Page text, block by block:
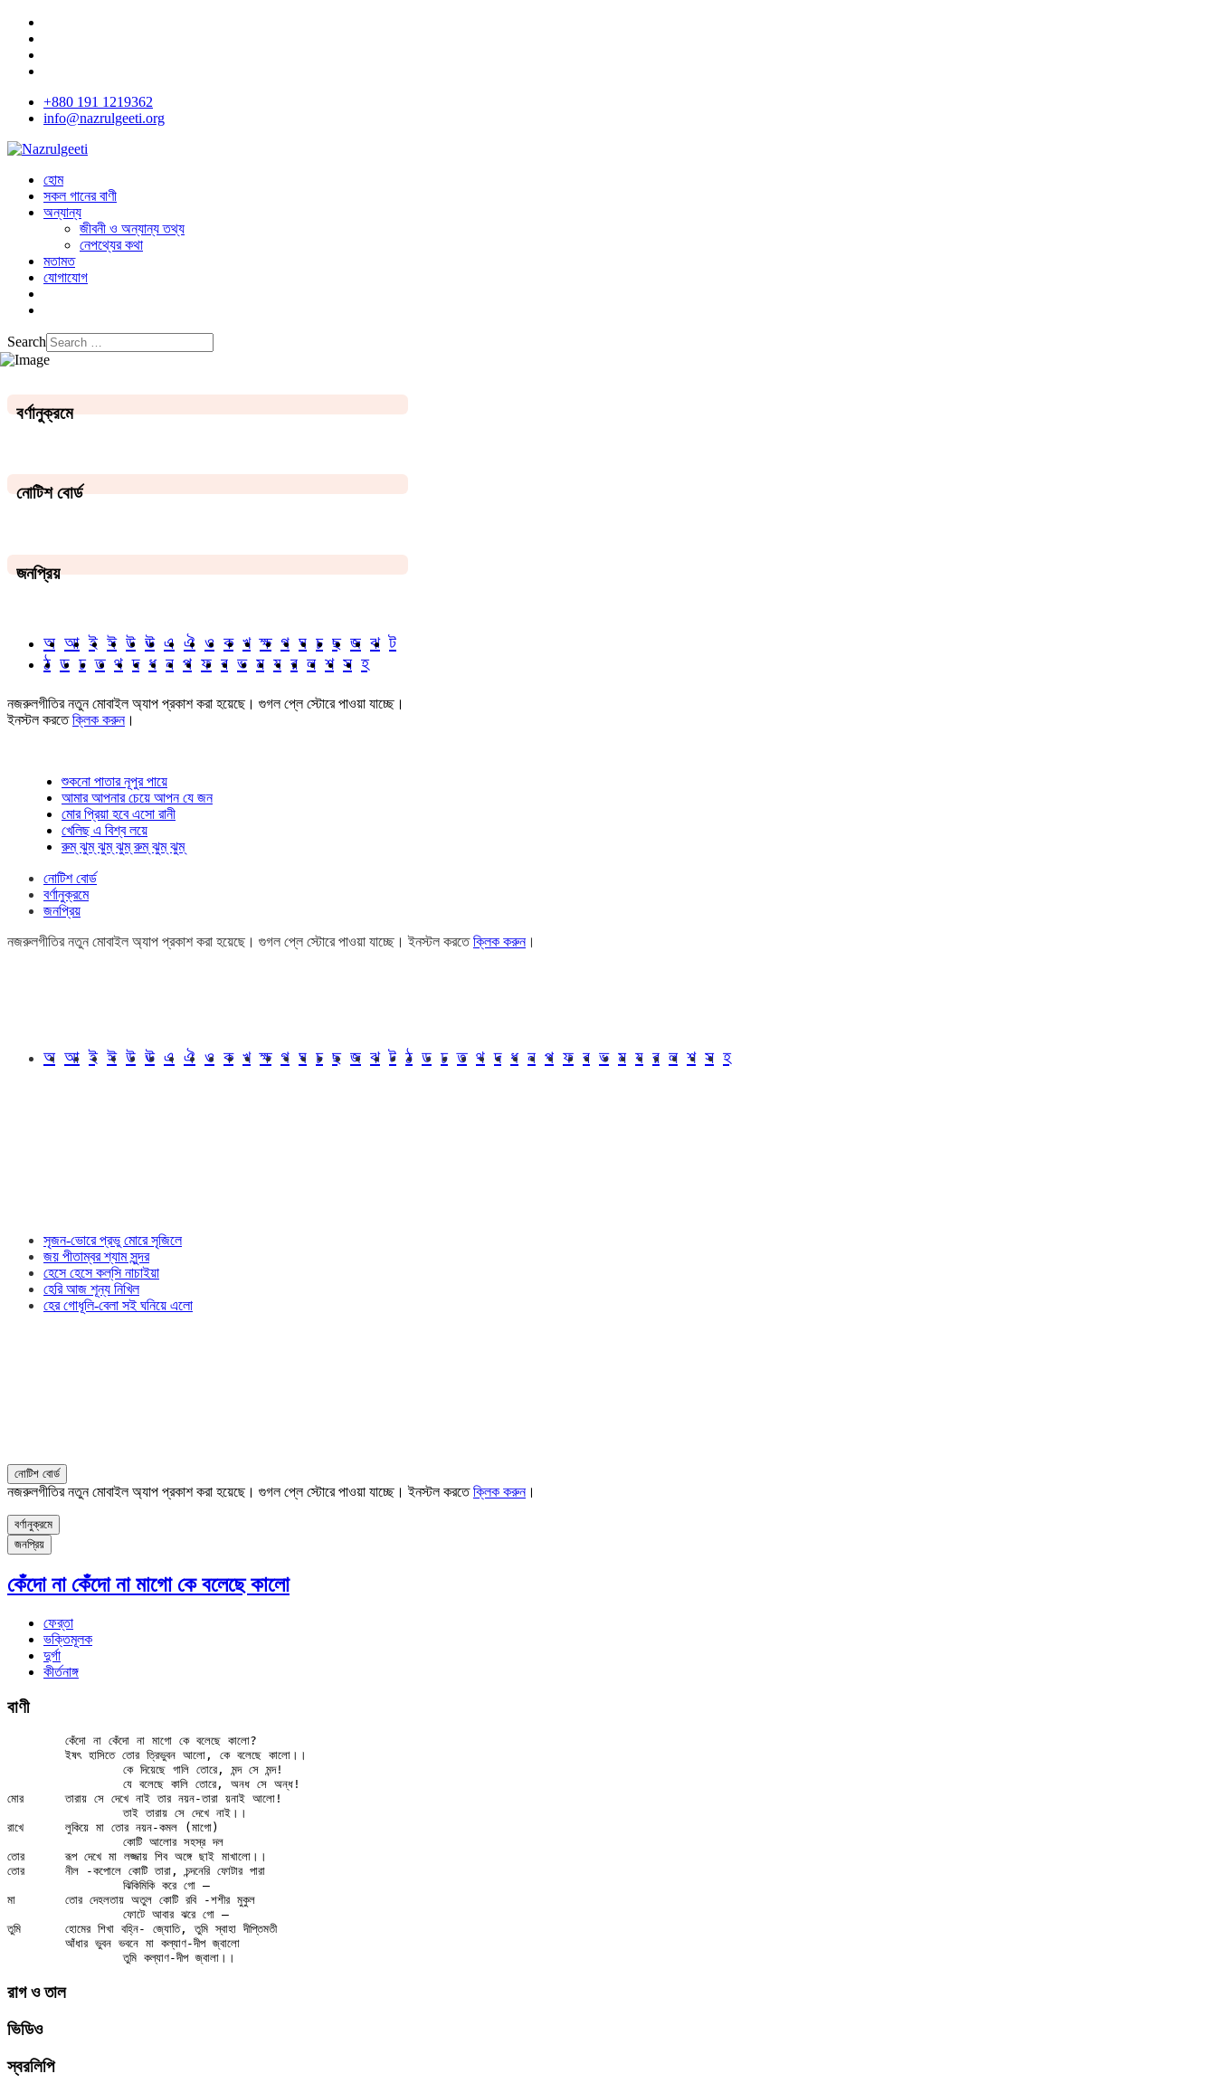
+880 191 1219362
info@nazrulgeeti.org
হোম
সকল গানের বাণী
অন্যান্য
জীবনী ও অন্যান্য তথ্য
নেপথ্যের কথা
মতামত
যোগাযোগ
Search
বর্ণানুক্রমে
নোটিশ বোর্ড
জনপ্রিয়
অ আ ই ঈ উ ঊ এ ঐ ও ক খ ক্ষ গ ঘ চ ছ জ ঝ ট
ঠ ড ঢ ত থ দ ধ ন প ফ ব ভ ম য র ল শ স হ
নজরুলগীতির নতুন মোবাইল অ্যাপ প্রকাশ করা হয়েছে। গুগল প্লে স্টোরে পাওয়া যাচ্ছে।
ইনস্টল করতেক্লিক করুন।
শুকনো পাতার নূপুর পায়ে
আমার আপনার চেয়ে আপন যে জন
মোর প্রিয়া হবে এসো রানী
খেলিছ এ বিশ্ব লয়ে
রুম্ ঝুম্ ঝুম্ ঝুম্ রুম্ ঝুম্ ঝুম্
নোটিশ বোর্ড
বর্ণানুক্রমে
জনপ্রিয়
নজরুলগীতির নতুন মোবাইল অ্যাপ প্রকাশ করা হয়েছে। গুগল প্লে স্টোরে পাওয়া যাচ্ছে। ইনস্টল করতেক্লিক করুন।
অ আ ই ঈ উ ঊ এ ঐ ও ক খ ক্ষ গ ঘ চ ছ জ ঝ ট ঠ ড ঢ ত থ দ ধ ন প ফ ব ভ ম য র ল শ স হ
সৃজন-ভোরে প্রভু মোরে সৃজিলে
জয় পীতাম্বর শ্যাম সুন্দর
হেসে হেসে কল্‌সি নাচাইয়া
হেরি আজ শূন্য নিখিল
হের গোধূলি-বেলা সই ঘনিয়ে এলো
নোটিশ বোর্ড
নজরুলগীতির নতুন মোবাইল অ্যাপ প্রকাশ করা হয়েছে। গুগল প্লে স্টোরে পাওয়া যাচ্ছে। ইনস্টল করতেক্লিক করুন।
বর্ণানুক্রমে
জনপ্রিয়
কেঁদো না কেঁদো না মাগো কে বলেছে কালো
ফের্‌তা
ভক্তিমূলক
দুর্গা
কীর্তনাঙ্গ
বাণী
	ইষৎ হাসিতে তোর ত্রিভুবন আলো, কে বলেছে কালো।।
মোর	তারায় সে দেখে নাই তার নয়ন-তারা য়নাই আলো!
		তাই তারায় সে দেখে নাই।।
রাখে	লুকিয়ে মা তোর নয়ন-কমল (মাগো)
তোর	রূপ দেখে মা লজ্জায় শিব অঙ্গে ছাই মাখালো।।
তোর	নীল -কপোলে কোটি তারা, চন্দনেরি ফোটার পারা
মা	তোর দেহলতায় অতুল কোটি রবি -শশীর মুকুল
তুমি	হোমের শিখা বহ্নি- জ্যোতি, তুমি স্বাহা দীপ্তিমতী
রাগ ও তাল
ভিডিও
স্বরলিপি